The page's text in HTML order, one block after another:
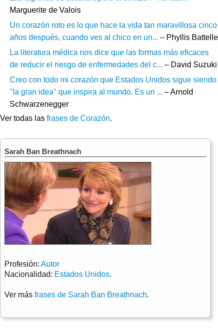
Marguerite de Valois
Un corazón roto es lo que hace la vida tan maravillosa cinco
años después, cuando ves al chico en un... – Phyllis Battelle
La literatura médica nos dice que las formas más eficaces
de reducir el riesgo de enfermedades del c... – David Suzuki
Creo con todo mi corazón que Estados Unidos sigue siendo
"la gran idea" que inspira al mundo. Es un ... – Arnold
Schwarzenegger
Ver todas las frases de Corazón.
Sarah Ban Breathnach
Profesión: Autor
Nacionalidad: Estados Unidos.
Ver más frases de Sarah Ban Breathnach.